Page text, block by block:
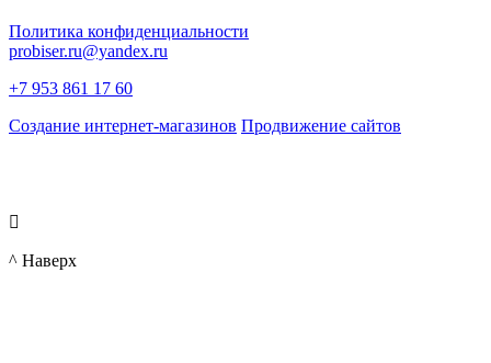
Политика конфиденциальности
probiser.ru@yandex.ru
+7 953 861 17 60
Создание интернет-магазинов Продвижение сайтов

^ Наверх